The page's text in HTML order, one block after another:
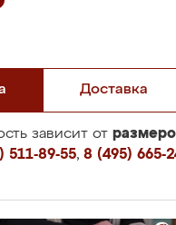
Доставка
зависит от
511-89-55, 8 (495) 665-